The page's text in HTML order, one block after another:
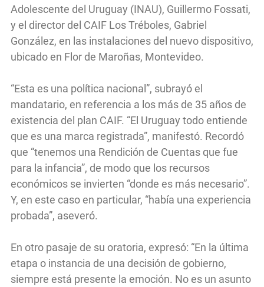
Adolescente del Uruguay (INAU), Guillermo Fossati,
y el director del CAIF Los Tréboles, Gabriel
González, en las instalaciones del nuevo dispositivo,
ubicado en Flor de Maroñas, Montevideo.
“Esta es una política nacional”, subrayó el
mandatario, en referencia a los más de 35 años de
existencia del plan CAIF. “El Uruguay todo entiende
que es una marca registrada”, manifestó. Recordó
que “tenemos una Rendición de Cuentas que fue
para la infancia”, de modo que los recursos
económicos se invierten “donde es más necesario”.
Y, en este caso en particular, “había una experiencia
probada”, aseveró.
En otro pasaje de su oratoria, expresó: “En la última
etapa o instancia de una decisión de gobierno,
siempre está presente la emoción. No es un asunto